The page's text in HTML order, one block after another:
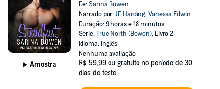
Amostra
De:Sarina Bowen
Narrado por:JF Harding,Vanessa Edwin
Duração: 9 horas e 18 minutos
Série:True North (Bowen), Livro 2
Idioma: Inglês
Nenhuma avaliação
R$ 59,99 ou gratuito no período de 30
dias de teste